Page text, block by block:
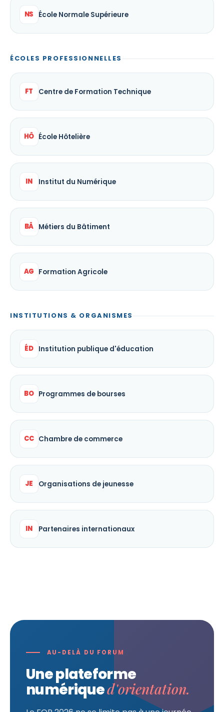
NS École Normale Supérieure
ÉCOLES PROFESSIONNELLES
FT Centre de Formation Technique
HÔ École Hôtelière
IN Institut du Numérique
BÂ Métiers du Bâtiment
AG Formation Agricole
INSTITUTIONS & ORGANISMES
ÉD Institution publique d'éducation
BO Programmes de bourses
CC Chambre de commerce
JE Organisations de jeunesse
IN Partenaires internationaux
AU-DELÀ DU FORUM
Une plateforme
numériqued'orientation.